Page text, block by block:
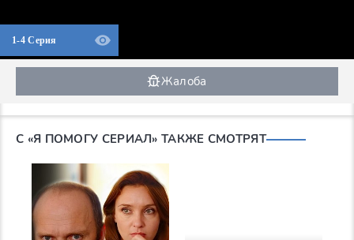
1-4 Серия
Жалоба
С «Я ПОМОГУ СЕРИАЛ» ТАКЖЕ СМОТРЯТ